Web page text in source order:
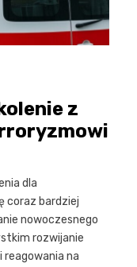
z
dla
coraz bardziej
nowoczesnego
rozwijanie
na